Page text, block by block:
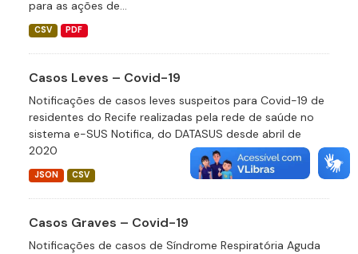
para as ações de...
CSV PDF
Casos Leves – Covid-19
Notificações de casos leves suspeitos para Covid-19 de
residentes do Recife realizadas pela rede de saúde no
sistema e-SUS Notifica, do DATASUS desde abril de
2020
JSON CSV
Casos Graves – Covid-19
Notificações de casos de Síndrome Respiratória Aguda